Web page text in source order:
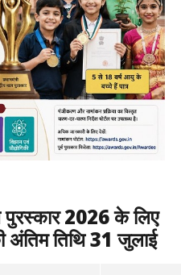
पुरस्कार 2026 के लिए
तिथि 31 जुलाई